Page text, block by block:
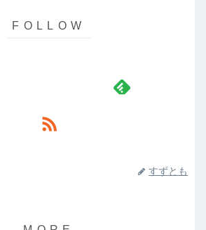
すずとも